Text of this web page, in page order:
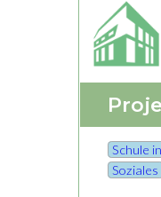
Schule
Soziales